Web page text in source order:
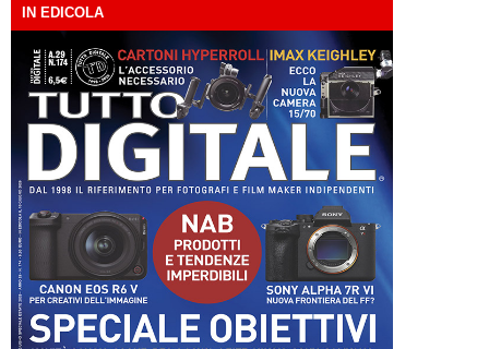
IN EDICOLA